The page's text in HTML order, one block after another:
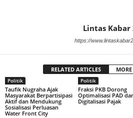
Lintas Kabar
https://
RELATED ARTICLES
Politik
Taufik Nugraha Ajak
Masyarakat Berpartisipasi
Aktif dan Mendukung
Sosialisasi Perluasan
Water Front City
Politik
Fraksi PKB Dorong
Optimalisasi PAD
Digitalisasi Pajak